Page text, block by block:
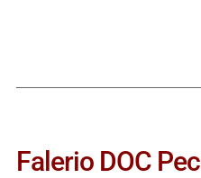
Falerio DOC